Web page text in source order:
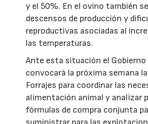
y el 50%. En el ovino también
descensos de producción y
reproductivas asociadas al
las temperaturas.
Ante esta situación el Gobierno
convocará la próxima semana
Forrajes para coordinar las
alimentación animal y analizar
fórmulas de compra conjunta